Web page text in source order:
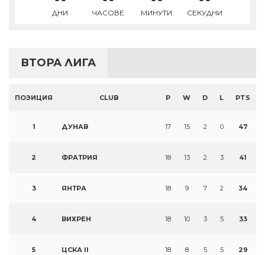
ДНИ ЧАСОВЕ МИНУТИ СЕКУДНИ
ВТОРА ЛИГА
ПОЗИЦИЯ CLUB P W D L PTS
1 ДУНАВ 17 15 2 0 47
2 ФРАТРИЯ 18 13 2 3 41
3 ЯНТРА 18 9 7 2 34
4 ВИХРЕН 18 10 3 5 33
5 ЦСКА II 18 8 5 5 29